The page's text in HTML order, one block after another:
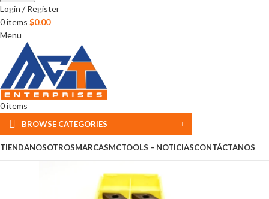
Login / Register
0items $0.00
Menu
0items
BROWSE CATEGORIES
TIENDANOSOTROSMARCASMCTOOLS – NOTICIASCONTÁCTANOS